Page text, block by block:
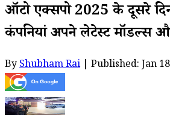
ऑटो एक्सपो 2025 के दूसरे
कंपनियां अपने लेटेस्ट मॉडल्स
ByShubham Rai | Published: Jan